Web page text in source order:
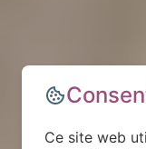
Ce site web